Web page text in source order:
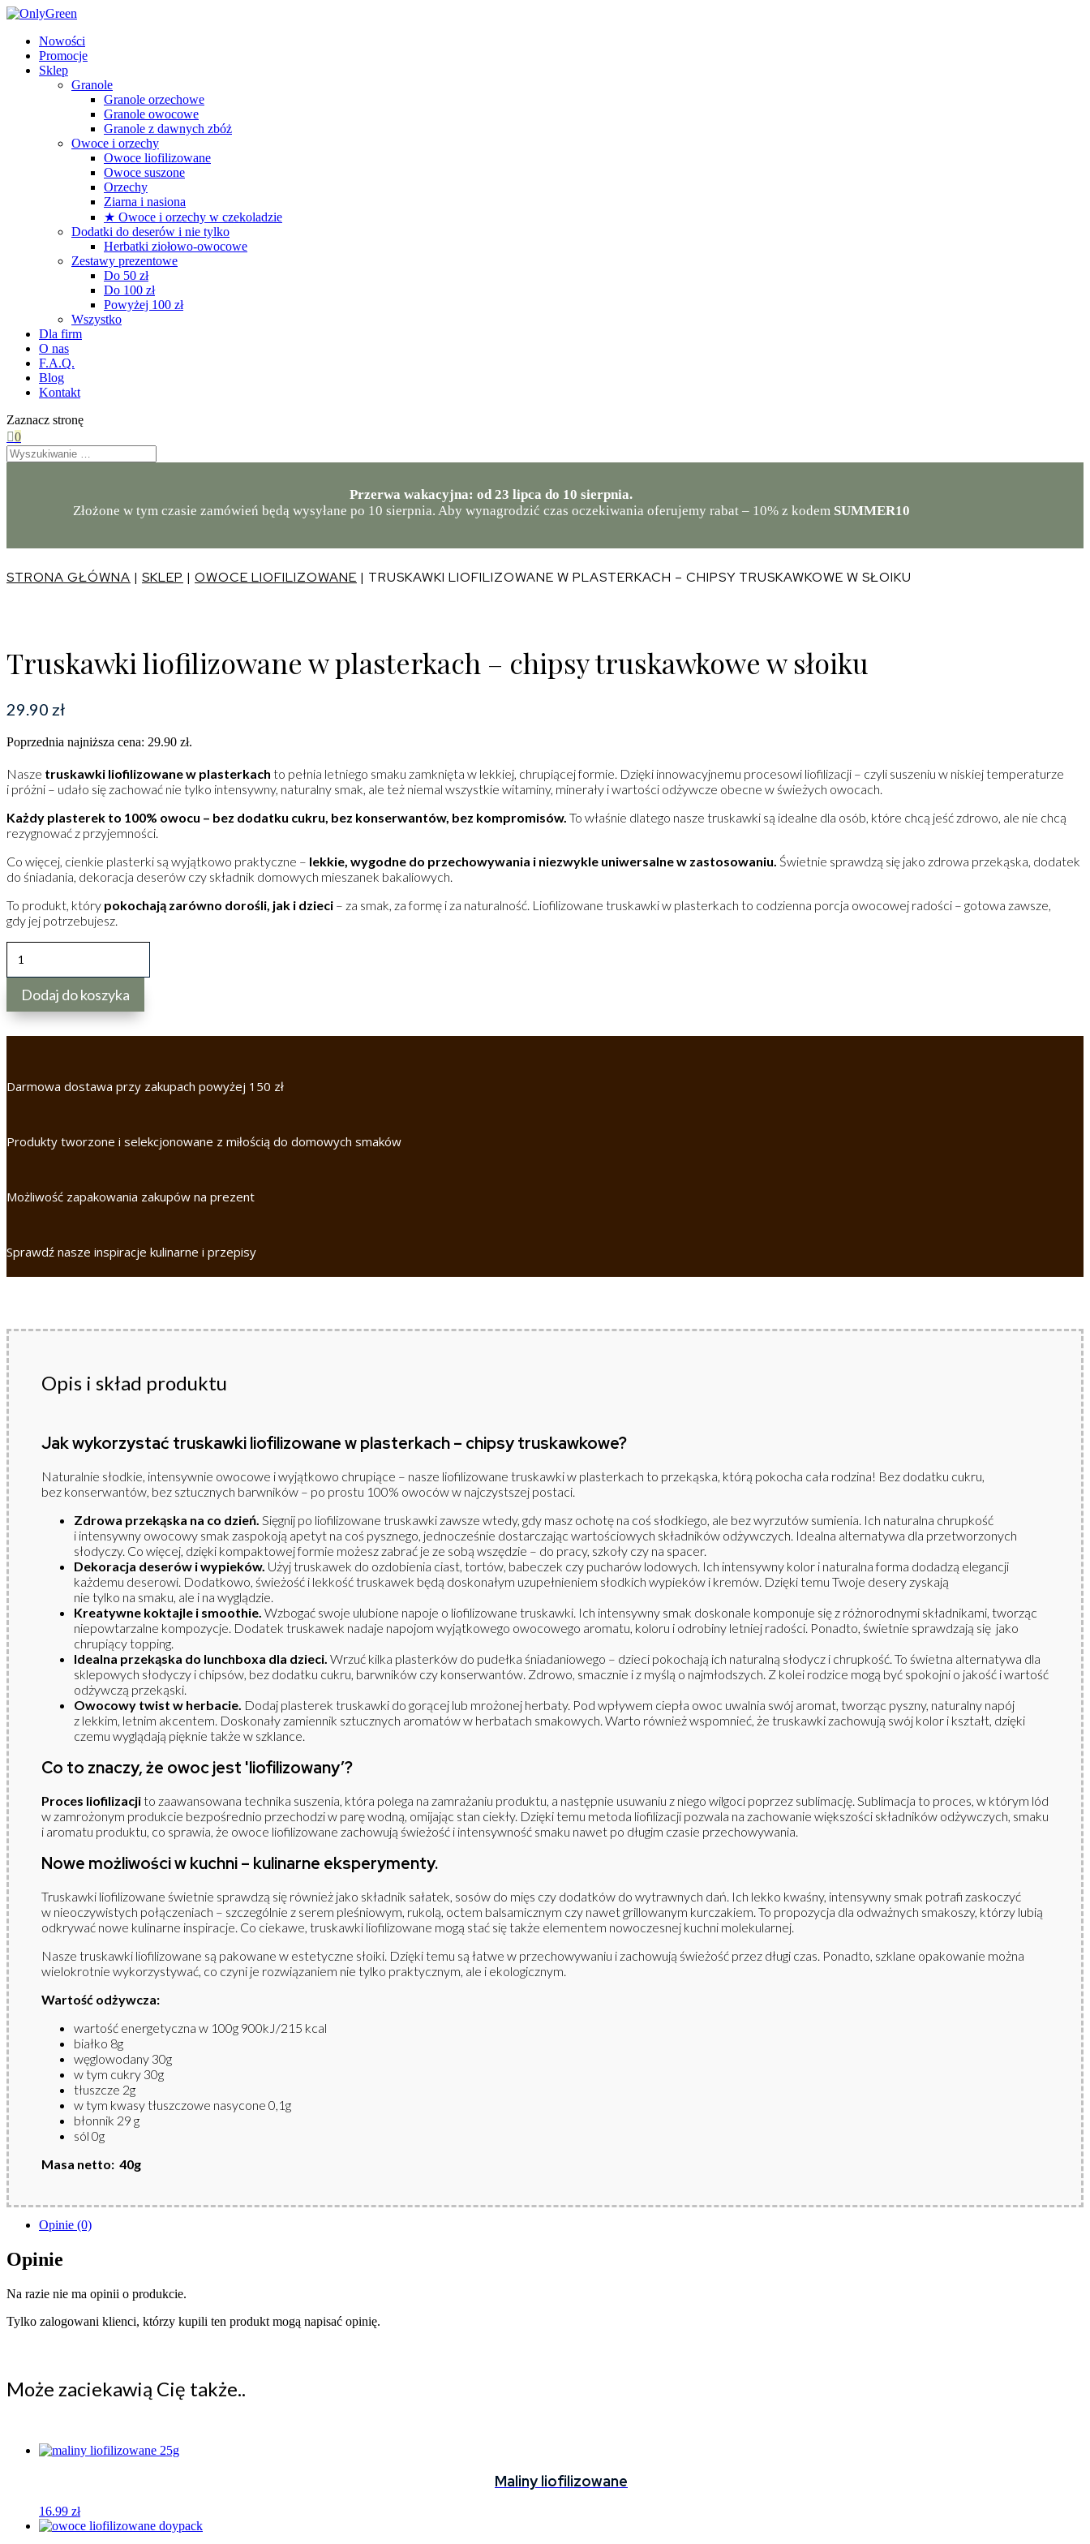
Nowości
Promocje
Sklep
Granole
Granole orzechowe
Granole owocowe
Granole z dawnych zbóż
Owoce i orzechy
Owoce liofilizowane
Owoce suszone
Orzechy
Ziarna i nasiona
★ Owoce i orzechy w czekoladzie
Dodatki do deserów i nie tylko
Herbatki ziołowo-owocowe
Zestawy prezentowe
Do 50 zł
Do 100 zł
Powyżej 100 zł
Wszystko
Dla firm
O nas
F.A.Q.
Blog
Kontakt
Zaznacz stronę
0
Przerwa wakacyjna: od 23 lipca do 10 sierpnia.
Złożone w tym czasie zamówień będą wysyłane po 10 sierpnia. Aby wynagrodzić czas oczekiwania oferujemy rabat – 10% z kodem SUMMER10
STRONA GŁÓWNA | SKLEP | OWOCE LIOFILIZOWANE | TRUSKAWKI LIOFILIZOWANE W PLASTERKACH – CHIPSY TRUSKAWKOWE W SŁOIKU
Truskawki liofilizowane w plasterkach – chipsy truskawkowe w słoiku
29.90 zł
Poprzednia najniższa cena: 29.90 zł.
Nasze truskawki liofilizowane w plasterkach to pełnia letniego smaku zamknięta w lekkiej, chrupiącej formie. Dzięki innowacyjnemu procesowi liofilizacji – czyli suszeniu w niskiej temperaturze
i próżni – udało się zachować nie tylko intensywny, naturalny smak, ale też niemal wszystkie witaminy, minerały i wartości odżywcze obecne w świeżych owocach.
Każdy plasterek to 100% owocu – bez dodatku cukru, bez konserwantów, bez kompromisów. To właśnie dlatego nasze truskawki są idealne dla osób, które chcą jeść zdrowo, ale nie chcą
rezygnować z przyjemności.
Co więcej, cienkie plasterki są wyjątkowo praktyczne – lekkie, wygodne do przechowywania i niezwykle uniwersalne w zastosowaniu. Świetnie sprawdzą się jako zdrowa przekąska, dodatek
do śniadania, dekoracja deserów czy składnik domowych mieszanek bakaliowych.
To produkt, który pokochają zarówno dorośli, jak i dzieci – za smak, za formę i za naturalność. Liofilizowane truskawki w plasterkach to codzienna porcja owocowej radości – gotowa zawsze,
gdy jej potrzebujesz.
ILOŚĆ
LIOFILIZOWANE
W
PLASTERKACH
TRUSKAWKOWE
SŁOIKU
Dodaj do koszyka
Darmowa dostawa przy zakupach powyżej 150 zł
Produkty tworzone i selekcjonowane z miłością do domowych smaków
Możliwość zapakowania zakupów na prezent
Sprawdź nasze inspiracje kulinarne i przepisy
Opis i skład produktu
Jak wykorzystać truskawki liofilizowane w plasterkach – chipsy truskawkowe?
Naturalnie słodkie, intensywnie owocowe i wyjątkowo chrupiące – nasze liofilizowane truskawki w plasterkach to przekąska, którą pokocha cała rodzina! Bez dodatku cukru,
bez konserwantów, bez sztucznych barwników – po prostu 100% owoców w najczystszej postaci.
Zdrowa przekąska na co dzień. Sięgnij po liofilizowane truskawki zawsze wtedy, gdy masz ochotę na coś słodkiego, ale bez wyrzutów sumienia. Ich naturalna chrupkość
i intensywny owocowy smak zaspokoją apetyt na coś pysznego, jednocześnie dostarczając wartościowych składników odżywczych. Idealna alternatywa dla przetworzonych
słodyczy. Co więcej, dzięki kompaktowej formie możesz zabrać je ze sobą wszędzie – do pracy, szkoły czy na spacer.
Dekoracja deserów i wypieków. Użyj truskawek do ozdobienia ciast, tortów, babeczek czy pucharów lodowych. Ich intensywny kolor i naturalna forma dodadzą elegancji
każdemu deserowi. Dodatkowo, świeżość i lekkość truskawek będą doskonałym uzupełnieniem słodkich wypieków i kremów. Dzięki temu Twoje desery zyskają
nie tylko na smaku, ale i na wyglądzie.
Kreatywne koktajle i smoothie. Wzbogać swoje ulubione napoje o liofilizowane truskawki. Ich intensywny smak doskonale komponuje się z różnorodnymi składnikami, tworząc
niepowtarzalne kompozycje. Dodatek truskawek nadaje napojom wyjątkowego owocowego aromatu, koloru i odrobiny letniej radości. Ponadto, świetnie sprawdzają się jako
chrupiący topping.
Idealna przekąska do lunchboxa dla dzieci. Wrzuć kilka plasterków do pudełka śniadaniowego – dzieci pokochają ich naturalną słodycz i chrupkość. To świetna alternatywa dla
sklepowych słodyczy i chipsów, bez dodatku cukru, barwników czy konserwantów. Zdrowo, smacznie i z myślą o najmłodszych. Z kolei rodzice mogą być spokojni o jakość i wartość
odżywczą przekąski.
Owocowy twist w herbacie. Dodaj plasterek truskawki do gorącej lub mrożonej herbaty. Pod wpływem ciepła owoc uwalnia swój aromat, tworząc pyszny, naturalny napój
z lekkim, letnim akcentem. Doskonały zamiennik sztucznych aromatów w herbatach smakowych. Warto również wspomnieć, że truskawki zachowują swój kolor i kształt, dzięki
czemu wyglądają pięknie także w szklance.
Co to znaczy, że owoc jest 'liofilizowany’?
Proces liofilizacjito zaawansowana technika suszenia, która polega na zamrażaniu produktu, a następnie usuwaniu z niego wilgoci poprzez sublimację. Sublimacja to proces, w którym lód
w zamrożonym produkcie bezpośrednio przechodzi w parę wodną, omijając stan ciekły. Dzięki temu metoda liofilizacji pozwala na zachowanie większości składników odżywczych, smaku
i aromatu produktu, co sprawia, że owoce liofilizowane zachowują świeżość i intensywność smaku nawet po długim czasie przechowywania.
Nowe możliwości w kuchni – kulinarne eksperymenty.
Truskawki liofilizowane świetnie sprawdzą się również jako składnik sałatek, sosów do mięs czy dodatków do wytrawnych dań. Ich lekko kwaśny, intensywny smak potrafi zaskoczyć
w nieoczywistych połączeniach – szczególnie z serem pleśniowym, rukolą, octem balsamicznym czy nawet grillowanym kurczakiem. To propozycja dla odważnych smakoszy, którzy lubią
odkrywać nowe kulinarne inspiracje. Co ciekawe, truskawki liofilizowane mogą stać się także elementem nowoczesnej kuchni molekularnej.
Nasze truskawki liofilizowane są pakowane w estetyczne słoiki. Dzięki temu są łatwe w przechowywaniu i zachowują świeżość przez długi czas. Ponadto, szklane opakowanie można
wielokrotnie wykorzystywać, co czyni je rozwiązaniem nie tylko praktycznym, ale i ekologicznym.
Wartość odżywcza:
wartość energetyczna w 100g 900kJ/215 kcal
białko 8g
węglowodany 30g
w tym cukry 30g
tłuszcze 2g
w tym kwasy tłuszczowe nasycone 0,1g
błonnik 29 g
sól 0g
Masa netto: 40g
Opinie (0)
Opinie
Na razie nie ma opinii o produkcie.
Tylko zalogowani klienci, którzy kupili ten produkt mogą napisać opinię.
Może zaciekawią Cię także..
Maliny liofilizowane
16.99 zł